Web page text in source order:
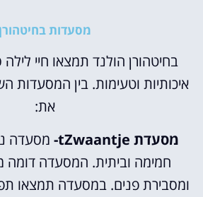
מסעדות
בחיטהורן הולנד תמצאו חיי
איכותיות וטעימות. בין המסעדות
את:
מסעדת tZwaantje-
מסעדה
חמימה וביתית. המסעדה דומה
ומסבירת פנים. במסעדה תמצאו